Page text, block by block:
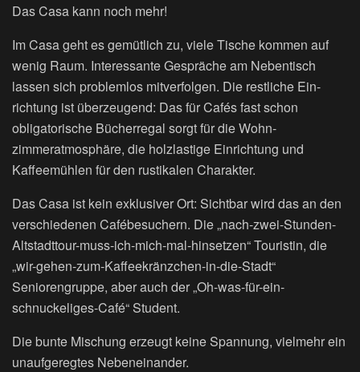
Das Casa kann noch mehr!
Im Casa geht es gemütlich zu, viele Tische kommen auf
wenig Raum. Interessante Gespräche am Nebentisch
lassen sich problemlos mitverfolgen. Die restliche Ein-
richtung ist überzeugend: Das für Cafés fast schon
obligatorische Bücherregal sorgt für die Wohn-
zimmeratmosphäre, die holzlastige Einrichtung und
Kaffeemühlen für den rustikalen Charakter.
Das Casa ist kein exklusiver Ort: Sichtbar wird das an den
verschiedenen Cafébesuchern. Die „nach-zwei-Stunden-
Altstadttour-muss-ich-mich-mal-hinsetzen“ Touristin, die
„wir-gehen-zum-Kaffeekränzchen-in-die-Stadt“
Seniorengruppe, aber auch der „Oh-was-für-ein-
schnuckeliges-Café“ Student.
Die bunte Mischung erzeugt keine Spannung, vielmehr ein
unaufgeregtes Nebeneinander.